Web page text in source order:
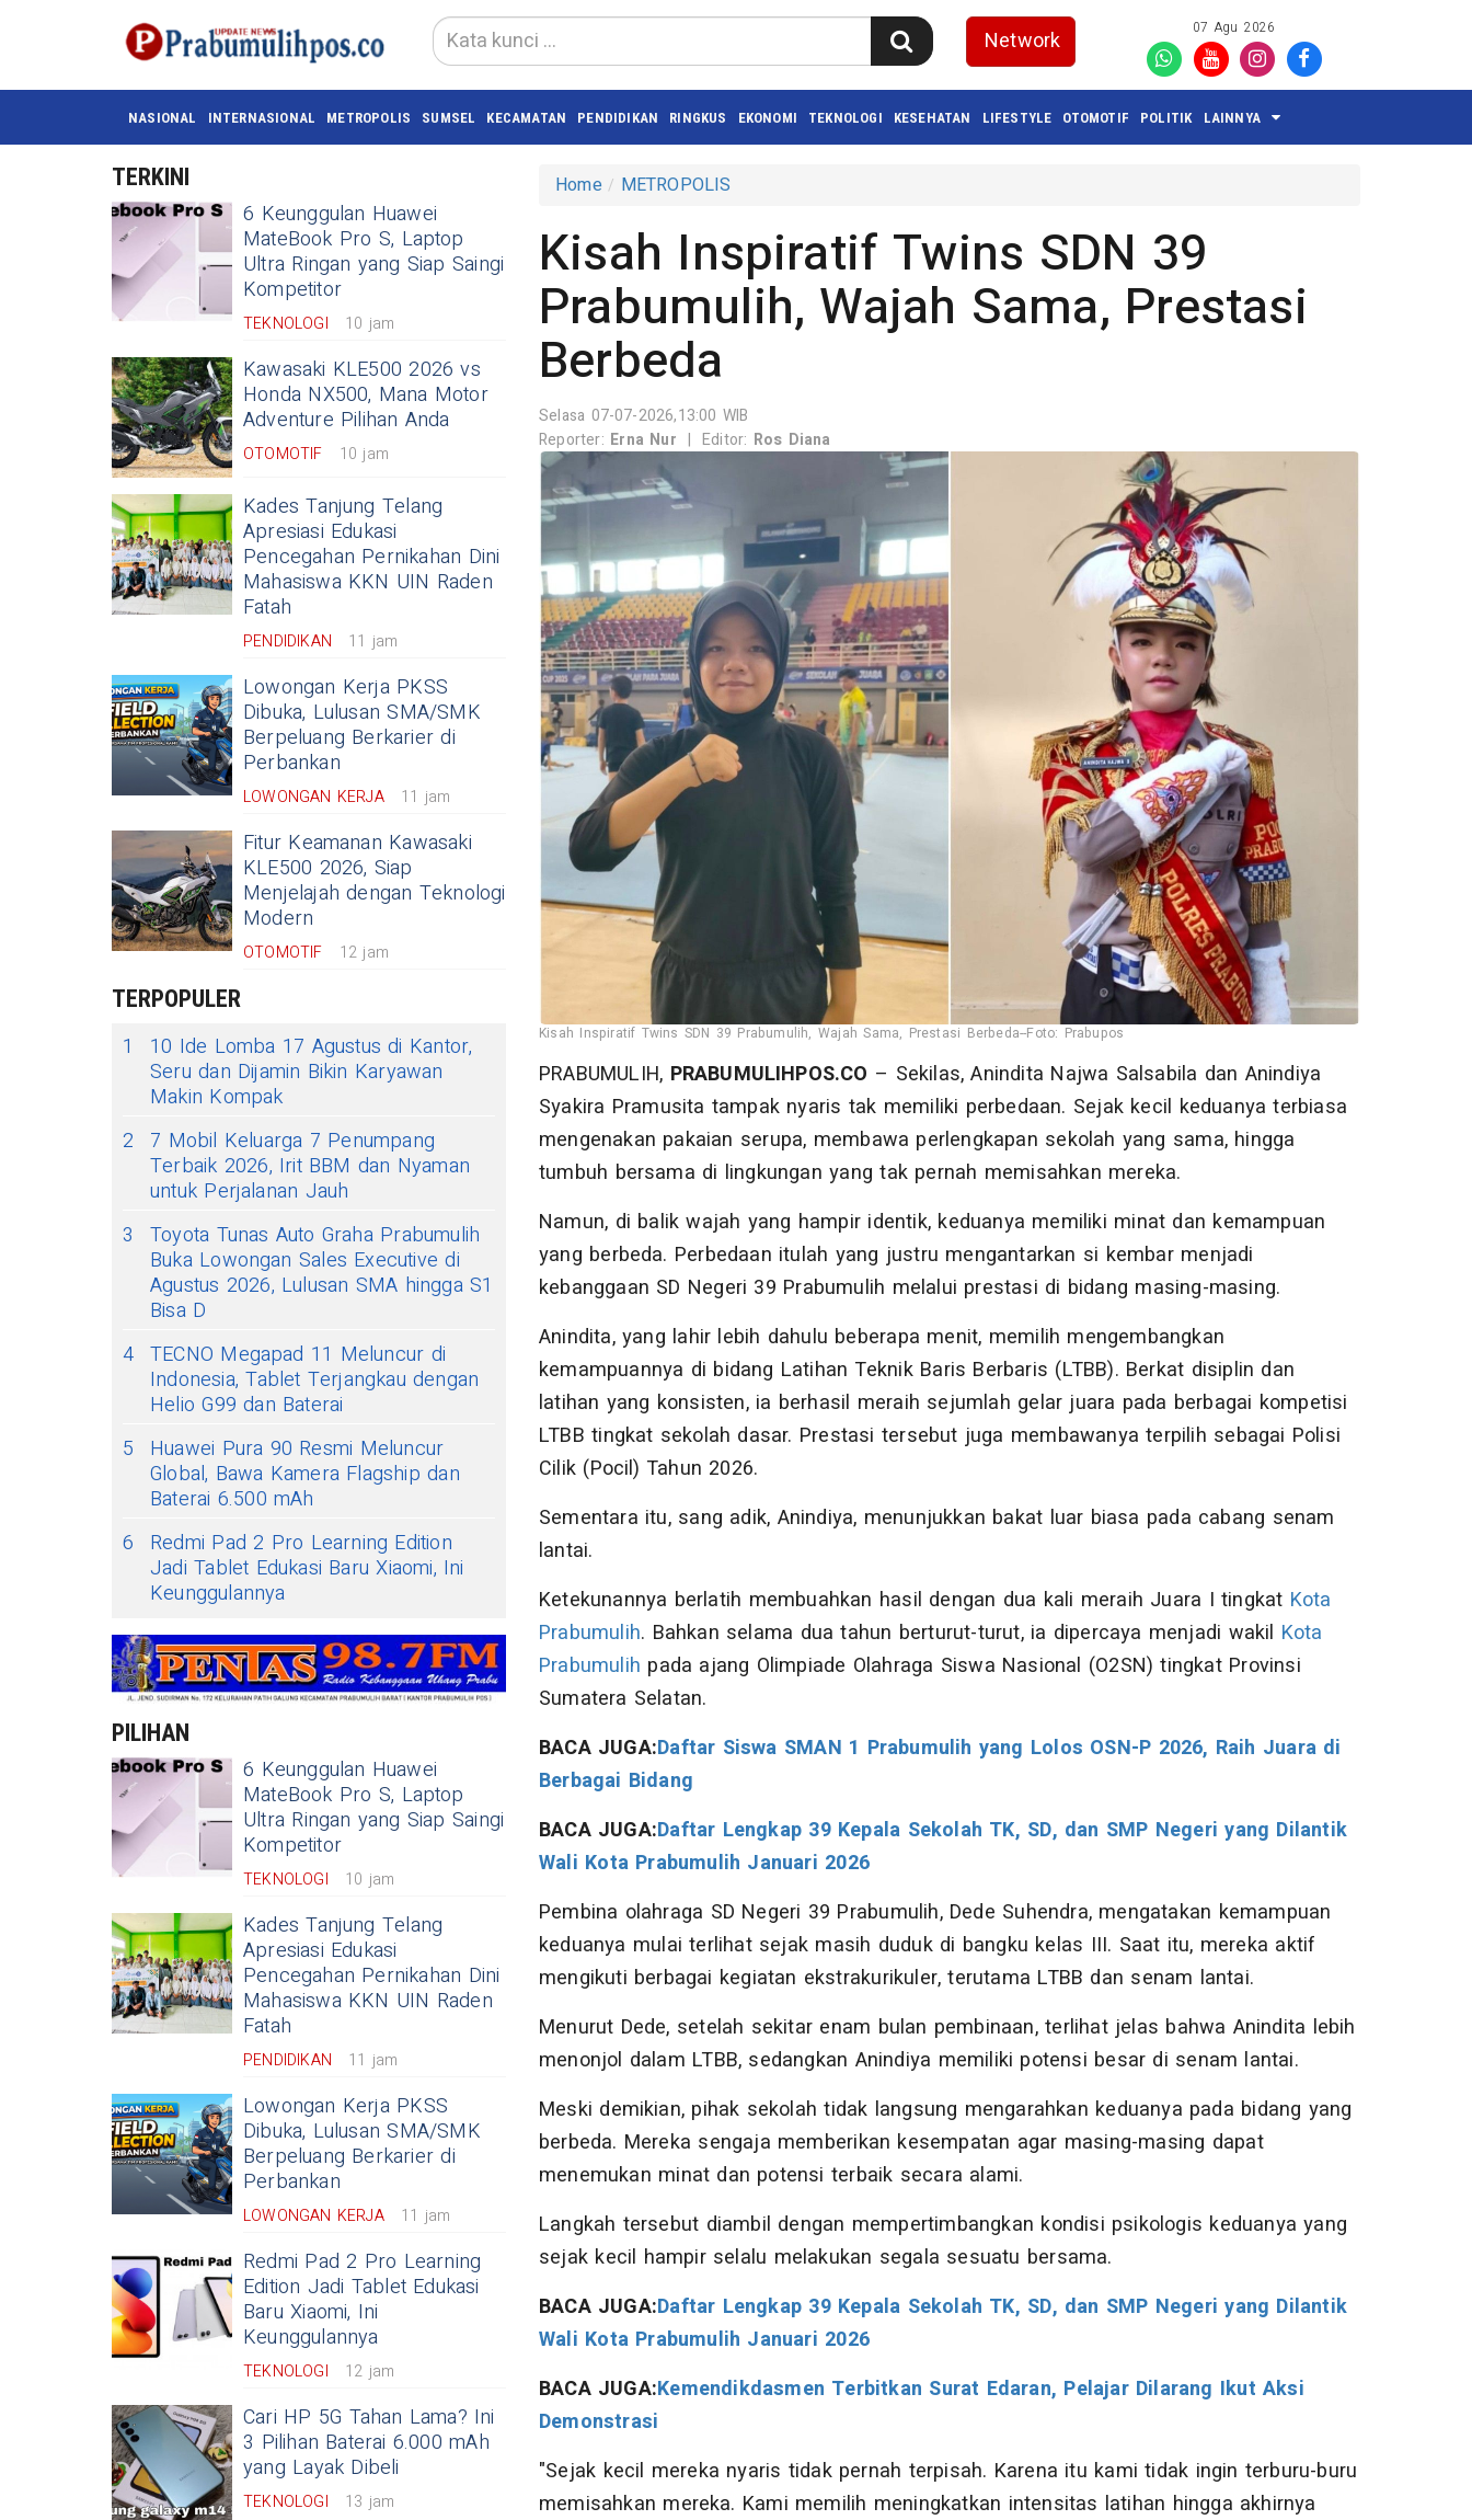
Network 07 Agu 2026
NASIONAL INTERNASIONAL METROPOLIS SUMSEL KECAMATAN PENDIDIKAN RINGKUS EKONOMI TEKNOLOGI KESEHATAN LIFESTYLE OTOMOTIF POLITIK LAINNYA
TERKINI
6 Keunggulan Huawei
MateBook Pro S, Laptop
Ultra Ringan yang Siap Saingi
Kompetitor
TEKNOLOGI 10 jam
Kawasaki KLE500 2026 vs
Honda NX500, Mana Motor
Adventure Pilihan Anda
OTOMOTIF 10 jam
Kades Tanjung Telang
Apresiasi Edukasi
Pencegahan Pernikahan Dini
Mahasiswa KKN UIN Raden
Fatah
PENDIDIKAN 11 jam
Lowongan Kerja PKSS
Dibuka, Lulusan SMA/SMK
Berpeluang Berkarier di
Perbankan
LOWONGAN KERJA 11 jam
Fitur Keamanan Kawasaki
KLE500 2026, Siap
Menjelajah dengan Teknologi
Modern
OTOMOTIF 12 jam
TERPOPULER
1
10 Ide Lomba 17 Agustus di Kantor,
Seru dan Dijamin Bikin Karyawan
Makin Kompak
2
7 Mobil Keluarga 7 Penumpang
Terbaik 2026, Irit BBM dan Nyaman
untuk Perjalanan Jauh
3
Toyota Tunas Auto Graha Prabumulih
Buka Lowongan Sales Executive di
Agustus 2026, Lulusan SMA hingga S1
Bisa D
4 TECNO Megapad 11 Meluncur di
Indonesia, Tablet Terjangkau dengan
Helio G99 dan Baterai
5
Huawei Pura 90 Resmi Meluncur
Global, Bawa Kamera Flagship dan
Baterai 6.500 mAh
6
Redmi Pad 2 Pro Learning Edition
Jadi Tablet Edukasi Baru Xiaomi, Ini
Keunggulannya
PILIHAN
6 Keunggulan Huawei
MateBook Pro S, Laptop
Ultra Ringan yang Siap Saingi
Kompetitor
TEKNOLOGI 10 jam
Kades Tanjung Telang
Apresiasi Edukasi
Pencegahan Pernikahan Dini
Mahasiswa KKN UIN Raden
Fatah
PENDIDIKAN 11 jam
Lowongan Kerja PKSS
Dibuka, Lulusan SMA/SMK
Berpeluang Berkarier di
Perbankan
LOWONGAN KERJA 11 jam
Redmi Pad 2 Pro Learning
Edition Jadi Tablet Edukasi
Baru Xiaomi, Ini
Keunggulannya
TEKNOLOGI 12 jam
Cari HP 5G Tahan Lama? Ini
3 Pilihan Baterai 6.000 mAh
yang Layak Dibeli
TEKNOLOGI 13 jam
Home METROPOLIS
Kisah Inspiratif Twins SDN 39
Prabumulih, Wajah Sama, Prestasi
Berbeda
Selasa 07-07-2026,13:00 WIB
Reporter: Erna Nur | Editor: Ros Diana
Kisah Inspiratif Twins SDN 39 Prabumulih, Wajah Sama, Prestasi Berbeda--Foto: Prabupos
PRABUMULIH, PRABUMULIHPOS.CO – Sekilas, Anindita Najwa Salsabila dan Anindiya
Syakira Pramusita tampak nyaris tak memiliki perbedaan. Sejak kecil keduanya terbiasa
mengenakan pakaian serupa, membawa perlengkapan sekolah yang sama, hingga
tumbuh bersama di lingkungan yang tak pernah memisahkan mereka.
Namun, di balik wajah yang hampir identik, keduanya memiliki minat dan kemampuan
yang berbeda. Perbedaan itulah yang justru mengantarkan si kembar menjadi
kebanggaan SD Negeri 39 Prabumulih melalui prestasi di bidang masing-masing.
Anindita, yang lahir lebih dahulu beberapa menit, memilih mengembangkan
kemampuannya di bidang Latihan Teknik Baris Berbaris (LTBB). Berkat disiplin dan
latihan yang konsisten, ia berhasil meraih sejumlah gelar juara pada berbagai kompetisi
LTBB tingkat sekolah dasar. Prestasi tersebut juga membawanya terpilih sebagai Polisi
Cilik (Pocil) Tahun 2026.
Sementara itu, sang adik, Anindiya, menunjukkan bakat luar biasa pada cabang senam
lantai.
Ketekunannya berlatih membuahkan hasil dengan dua kali meraih Juara I tingkat Kota
Prabumulih. Bahkan selama dua tahun berturut-turut, ia dipercaya menjadi wakil Kota
Prabumulih pada ajang Olimpiade Olahraga Siswa Nasional (O2SN) tingkat Provinsi
Sumatera Selatan.
BACA JUGA:Daftar Siswa SMAN 1 Prabumulih yang Lolos OSN-P 2026, Raih Juara di
Berbagai Bidang
BACA JUGA:Daftar Lengkap 39 Kepala Sekolah TK, SD, dan SMP Negeri yang Dilantik
Wali Kota Prabumulih Januari 2026
Pembina olahraga SD Negeri 39 Prabumulih, Dede Suhendra, mengatakan kemampuan
keduanya mulai terlihat sejak masih duduk di bangku kelas III. Saat itu, mereka aktif
mengikuti berbagai kegiatan ekstrakurikuler, terutama LTBB dan senam lantai.
Menurut Dede, setelah sekitar enam bulan pembinaan, terlihat jelas bahwa Anindita lebih
menonjol dalam LTBB, sedangkan Anindiya memiliki potensi besar di senam lantai.
Meski demikian, pihak sekolah tidak langsung mengarahkan keduanya pada bidang yang
berbeda. Mereka sengaja memberikan kesempatan agar masing-masing dapat
menemukan minat dan potensi terbaik secara alami.
Langkah tersebut diambil dengan mempertimbangkan kondisi psikologis keduanya yang
sejak kecil hampir selalu melakukan segala sesuatu bersama.
BACA JUGA:Daftar Lengkap 39 Kepala Sekolah TK, SD, dan SMP Negeri yang Dilantik
Wali Kota Prabumulih Januari 2026
BACA JUGA:Kemendikdasmen Terbitkan Surat Edaran, Pelajar Dilarang Ikut Aksi
Demonstrasi
"Sejak kecil mereka nyaris tidak pernah terpisah. Karena itu kami tidak ingin terburu-buru
memisahkan mereka. Kami memilih meningkatkan intensitas latihan hingga akhirnya